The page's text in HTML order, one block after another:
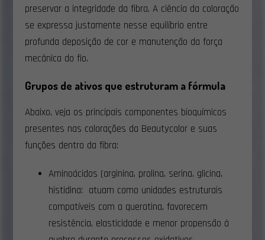
preservar a integridade da fibra. A ciência da coloração
se expressa justamente nesse equilíbrio entre
profunda deposição de cor e manutenção da força
mecânica do fio.
Grupos de ativos que estruturam a fórmula
Abaixo, veja os principais componentes bioquímicos
presentes nas colorações da Beautycolor e suas
funções dentro da fibra:
Aminoácidos (arginina, prolina, serina, glicina,
histidina: atuam como unidades estruturais
compatíveis com a queratina, favorecem
resistência, elasticidade e menor propensão à